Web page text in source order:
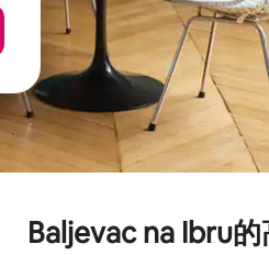
Baljevac na Ibru